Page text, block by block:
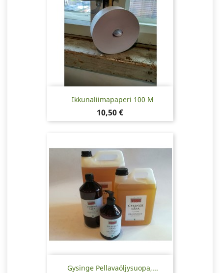
Ikkunaliimapaperi 100 M
Hinta
10,50 €
Gysinge Pellavaöljysuopa,...